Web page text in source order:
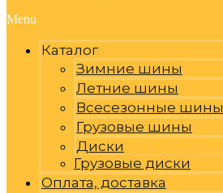
Menu
Каталог
Зимние шины
Летние шины
Всесезонные шины
Грузовые шины
Диски
Грузовые диски
Оплата, доставка